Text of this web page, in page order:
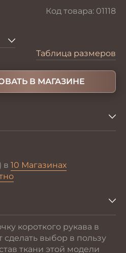
Код товара: 01118
Таблица размеров
В МАГАЗИНЕ
в 10 Магазинах
короткого рукава в
выбор в пользу
ткани этой модели